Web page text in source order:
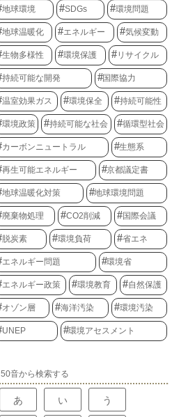
地球環境 SDGs 環境問題
地球温暖化 エネルギー 気候変動
生物多様性 環境保護 リサイクル
持続可能な開発 国際協力
温室効果ガス 環境保全 持続可能性
環境政策 持続可能な社会 循環型社会
カーボンニュートラル 生態系
再生可能エネルギー 京都議定書
地球温暖化対策 地球環境問題
廃棄物処理 CO2削減 国際会議
脱炭素 環境負荷 省エネ
エネルギー問題 環境省
エネルギー政策 環境教育 自然保護
オゾン層 海洋汚染 環境汚染
UNEP 環境アセスメント
50音から検索する
あ い う